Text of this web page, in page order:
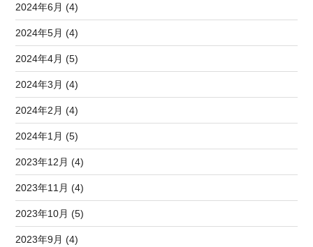
2024年6月 (4)
2024年5月 (4)
2024年4月 (5)
2024年3月 (4)
2024年2月 (4)
2024年1月 (5)
2023年12月 (4)
2023年11月 (4)
2023年10月 (5)
2023年9月 (4)